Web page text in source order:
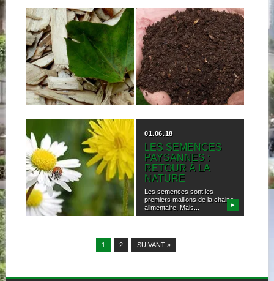
« Si vous avez l’impression
que vous êtes trop petit pour
pouvoir...
10.06.18
COMMENT
ENRICHIR
NATURELLEMENT
LA TERRE DE
VOTRE JARDIN
EN LIBRAIRIE – Les beaux
jours approchent, l’occasion
de se remettre...
▶
08.06.18
JOUEZ, JARDINEZ,
COMPOSTER !
L’écologie a enfin son « Sim
City », ce jeu de réalité
virtuelle...
▶
02.06.18
8 IDÉES TOUTES
SIMPLES POUR
FAVORISER LA
BIODIVERSITÉ AU
JARDIN
Comment attirer les
pollinisateurs et avoir un jardin
riche et équilibré...
▶
01.06.18
LES SEMENCES
PAYSANNES :
RETOUR À LA
NATURE
Les semences sont les
premiers maillons de la chaine
alimentaire. Mais...
▶
1 2 SUIVANT »